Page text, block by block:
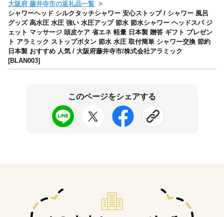
大阪府 藤井寺市の返礼品一覧
シャワーヘッド シルクタッチシャワー 安心ストップ / シャワー 風呂
グッズ 高水圧 水圧 強い 水圧アップ 節水 節水シャワー ヘッドスパ ジ
ェット マッサージ 頭皮ケア 省エネ 軽量 日本製 贈答 ギフト プレゼン
ト アラミック ストップボタン 節水 水圧 取付簡単 シャワー交換 節約
日本製 おすすめ 人気 / 大阪府藤井寺市/株式会社アラミック
[BLAN003]
このページをシェアする